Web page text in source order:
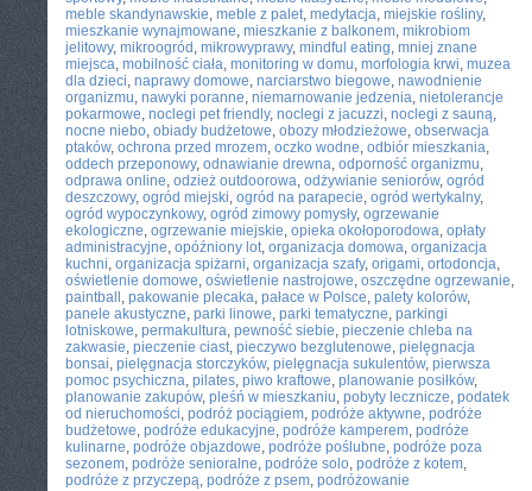
meble skandynawskie, meble z palet, medytacja, miejskie rośliny,
mieszkanie wynajmowane, mieszkanie z balkonem, mikrobiom
jelitowy, mikroogród , mikrowyprawy, mindful eating, mniej znane
miejsca, mobilność ciała, monitoring w domu, morfologia krwi, muzea
dla dzieci, naprawy domowe, narciarstwo biegowe, nawodnienie
organizmu, nawyki poranne, niemarnowanie jedzenia, nietolerancje
pokarmowe, noclegi pet friendly, noclegi z jacuzzi, noclegi z sauną,
nocne niebo, obiady budżetowe, obozy młodzieżowe, obserwacja
ptaków, ochrona przed mrozem, oczko wodne, odbiór mieszkania,
oddech przeponowy, odnawianie drewna, odporność organizmu,
odprawa online, odzież outdoorowa, odżywianie seniorów, ogród
deszczowy, ogród miejski, ogród na parapecie, ogród wertykalny,
ogród wypoczynkowy, ogród zimowy pomysły, ogrzewanie
ekologiczne, ogrzewanie miejskie, opieka okołoporodowa, opłaty
administracyjne, opóźniony lot, organizacja domowa, organizacja
kuchni, organizacja spiżarni, organizacja szafy, origami, ortodoncja,
oświetlenie domowe, oświetlenie nastrojowe, oszczędne ogrzewanie,
paintball , pakowanie plecaka, pałace w Polsce, palety kolorów,
panele akustyczne, parki linowe, parki tematyczne, parkingi
lotniskowe, permakultura, pewność siebie, pieczenie chleba na
zakwasie, pieczenie ciast, pieczywo bezglutenowe, pielęgnacja
bonsai, pielęgnacja storczyków, pielęgnacja sukulentów, pierwsza
pomoc psychiczna, pilates, piwo kraftowe, planowanie posiłków,
planowanie zakupów, pleśń w mieszkaniu, pobyty lecznicze, podatek
od nieruchomości, podróż pociągiem, podróże aktywne, podróże
budżetowe, podróże edukacyjne, podróże kamperem, podróże
kulinarne, podróże objazdowe, podróże poślubne, podróże poza
sezonem, podróże senioralne, podróże solo, podróże z kotem,
podróże z przyczepą, podróże z psem, podróżowanie